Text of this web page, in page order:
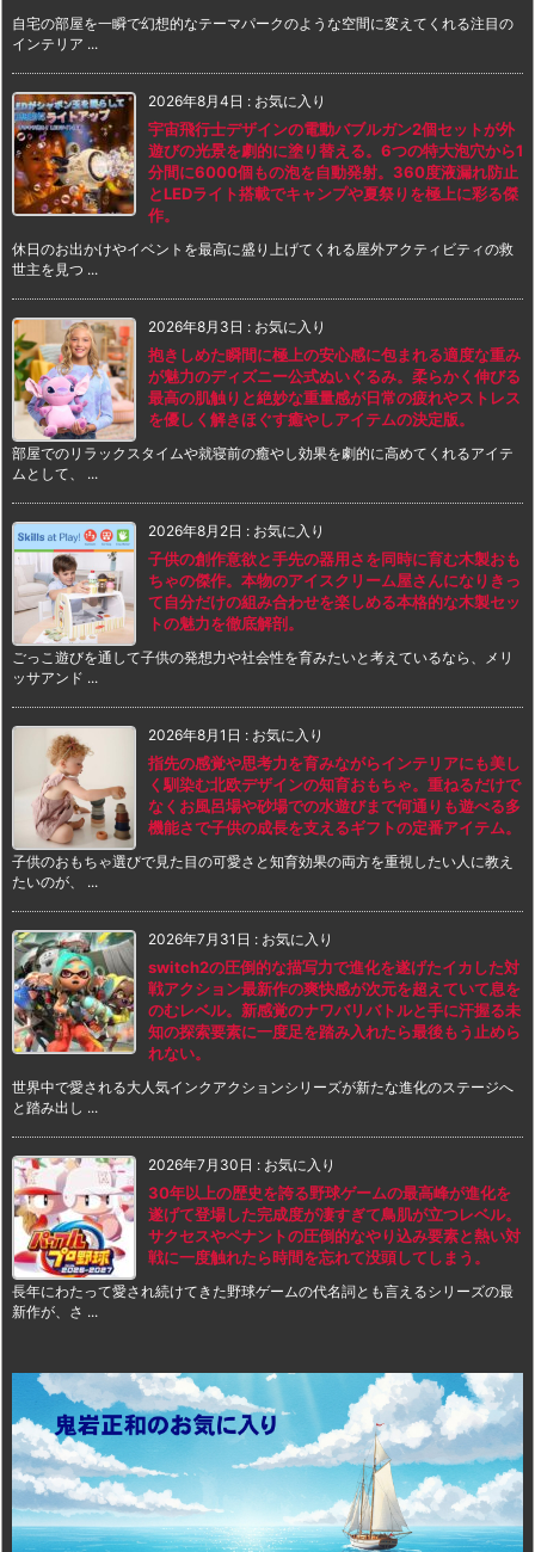
自宅の部屋を一瞬で幻想的なテーマパークのような空間に変えてくれる注目の
インテリア ...
2026年8月4日 : お気に入り
宇宙飛行士デザインの電動バブルガン2個セットが外
遊びの光景を劇的に塗り替える。6つの特大泡穴から1
分間に6000個もの泡を自動発射。360度液漏れ防止
とLEDライト搭載でキャンプや夏祭りを極上に彩る傑
作。
休日のお出かけやイベントを最高に盛り上げてくれる屋外アクティビティの救
世主を見つ ...
2026年8月3日 : お気に入り
抱きしめた瞬間に極上の安心感に包まれる適度な重み
が魅力のディズニー公式ぬいぐるみ。柔らかく伸びる
最高の肌触りと絶妙な重量感が日常の疲れやストレス
を優しく解きほぐす癒やしアイテムの決定版。
部屋でのリラックスタイムや就寝前の癒やし効果を劇的に高めてくれるアイテ
ムとして、 ...
2026年8月2日 : お気に入り
子供の創作意欲と手先の器用さを同時に育む木製おも
ちゃの傑作。本物のアイスクリーム屋さんになりきっ
て自分だけの組み合わせを楽しめる本格的な木製セッ
トの魅力を徹底解剖。
ごっこ遊びを通して子供の発想力や社会性を育みたいと考えているなら、メリ
ッサアンド ...
2026年8月1日 : お気に入り
指先の感覚や思考力を育みながらインテリアにも美し
く馴染む北欧デザインの知育おもちゃ。重ねるだけで
なくお風呂場や砂場での水遊びまで何通りも遊べる多
機能さで子供の成長を支えるギフトの定番アイテム。
子供のおもちゃ選びで見た目の可愛さと知育効果の両方を重視したい人に教え
たいのが、 ...
2026年7月31日 : お気に入り
switch2の圧倒的な描写力で進化を遂げたイカした対
戦アクション最新作の爽快感が次元を超えていて息を
のむレベル。新感覚のナワバリバトルと手に汗握る未
知の探索要素に一度足を踏み入れたら最後もう止めら
れない。
世界中で愛される大人気インクアクションシリーズが新たな進化のステージへ
と踏み出し ...
2026年7月30日 : お気に入り
30年以上の歴史を誇る野球ゲームの最高峰が進化を
遂げて登場した完成度が凄すぎて鳥肌が立つレベル。
サクセスやペナントの圧倒的なやり込み要素と熱い対
戦に一度触れたら時間を忘れて没頭してしまう。
長年にわたって愛され続けてきた野球ゲームの代名詞とも言えるシリーズの最
新作が、さ ...